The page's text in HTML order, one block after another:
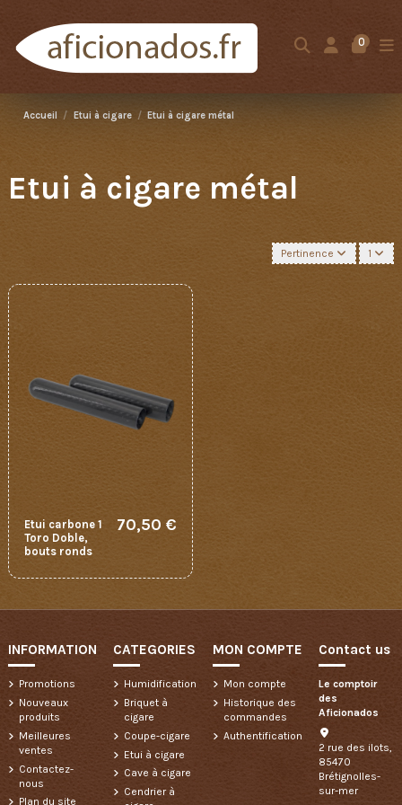
0
Accueil Etui à cigare Etui à cigare métal
Etui à cigare métal
Pertinence 1
Etui carbone 1
Toro Doble,
bouts ronds
70,50 €
INFORMATION
Promotions
Nouveaux
produits
Meilleures
ventes
Contactez-
nous
Plan du site
CATEGORIES
Humidification
Briquet à
cigare
Coupe-cigare
Etui à cigare
Cave à cigare
Cendrier à
MON COMPTE
Mon compte
Historique des
commandes
Authentification
Contact us
Le comptoir
des
Aficionados
2 rue des ilots,
85470
Brétignolles-
sur-mer